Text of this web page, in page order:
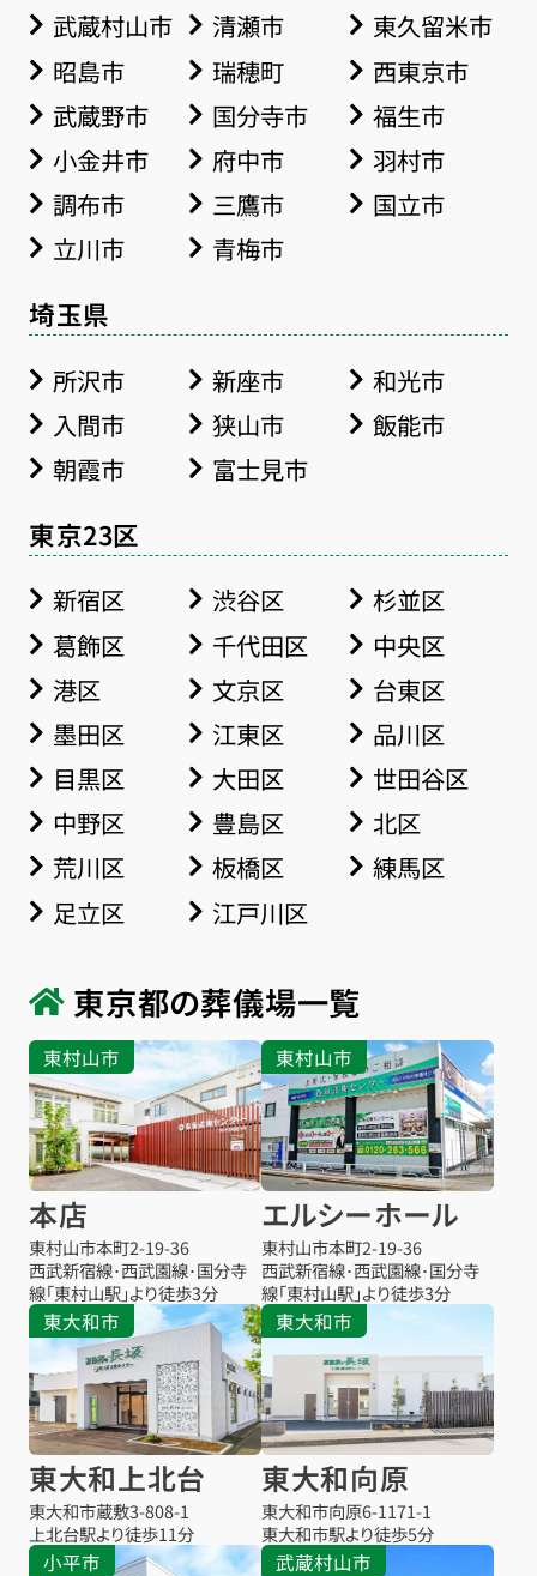
武蔵村山市 清瀬市
東久留米市
昭島市
瑞穂町
西東京市
武蔵野市
国分寺市
福生市
小金井市
府中市
羽村市
調布市
三鷹市
国立市
立川市
青梅市
埼玉県
所沢市 新座市
和光市
入間市
狭山市
飯能市
朝霞市
富士見市
東京23区
新宿区 渋谷区
杉並区
葛飾区
千代田区
中央区
港区
文京区
台東区
墨田区
江東区
品川区
目黒区
大田区
世田谷区
中野区
豊島区
北区
荒川区
板橋区
練馬区
足立区
江戸川区
東京都の葬儀場一覧
東村山市
本店
東村山市本町2-19-36
西武新宿線･西武園線･国分寺
線「東村山駅」より徒歩3分
東村山市
エルシーホール
東村山市本町2-19-36
西武新宿線･西武園線･国分寺
線「東村山駅」より徒歩3分
東大和市
東大和上北台
東大和市蔵敷3-808-1
上北台駅より徒歩11分
東大和市
東大和向原
東大和市向原6-1171-1
東大和市駅より徒歩5分
小平市 武蔵村山市